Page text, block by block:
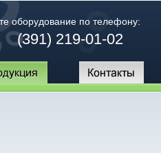
оборудование по телефону:
(391) 219-01-02